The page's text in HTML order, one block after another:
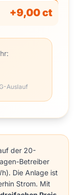
+9,00 ct
Auslauf
der 20-
Betreiber
Die Anlage ist
Strom. Mit